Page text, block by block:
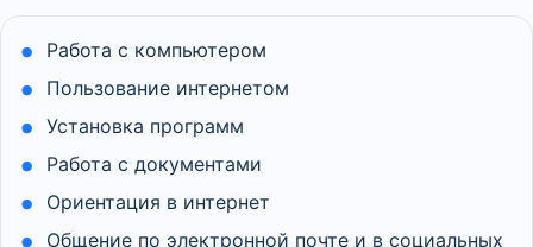
Работа с компьютером
Пользование интернетом
Установка программ
Работа с документами
Ориентация в интернет
Общение по электронной почте и в социальных